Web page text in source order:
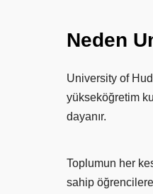
Neden
University of
yükseköğretim
dayanır.
Toplumun her
sahip